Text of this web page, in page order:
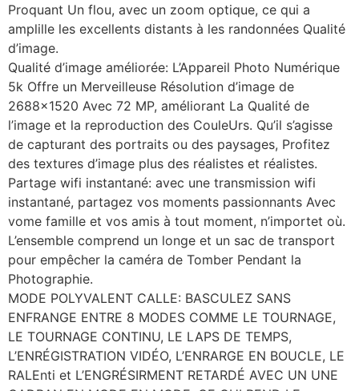
Proquant Un flou, avec un zoom optique, ce qui a
amplille les excellents distants à les randonnées Qualité
d’image.
Qualité d’image améliorée: L’Appareil Photo Numérique
5k Offre un Merveilleuse Résolution d’image de
2688×1520 Avec 72 MP, améliorant La Qualité de
l’image et la reproduction des CouleUrs. Qu’il s’agisse
de capturant des portraits ou des paysages, Profitez
des textures d’image plus des réalistes et réalistes.
Partage wifi instantané: avec une transmission wifi
instantané, partagez vos moments passionnants Avec
vome famille et vos amis à tout moment, n’importet où.
L’ensemble comprend un longe et un sac de transport
pour empêcher la caméra de Tomber Pendant la
Photographie.
MODE POLYVALENT CALLE: BASCULEZ SANS
ENFRANGE ENTRE 8 MODES COMME LE TOURNAGE,
LE TOURNAGE CONTINU, LE LAPS DE TEMPS,
L’ENRÉGISTRATION VIDÉO, L’ENRARGE EN BOUCLE, LE
RALEnti et L’ENGRÉSIRMENT RETARDÉ AVEC UN UNE